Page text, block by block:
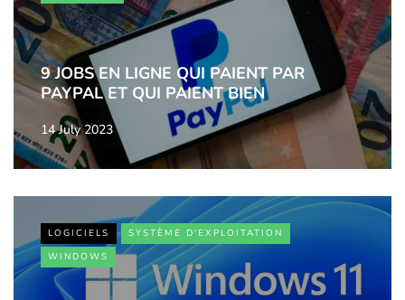
9 JOBS EN LIGNE QUI PAIENT PAR
PAYPAL ET QUI PAIENT BIEN
14 July 2023
LOGICIELS
SYSTÈME D'EXPLOITATION
WINDOWS